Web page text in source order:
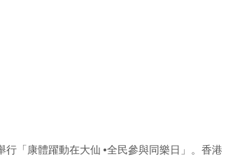
「康體躍動在大仙 •全民參與同樂日」。香港